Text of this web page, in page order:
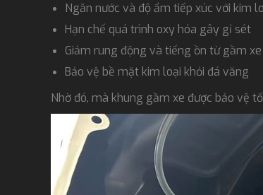
Ngăn nước và độ ẩm tiếp xúc với kim
Hạn chế quá trình oxy hóa gây gỉ sét
Giảm rung động và tiếng ồn từ gầm xe
Bảo vệ bề mặt kim loại khỏi đá văng
Nhờ đó, mà khung gầm xe được bảo vệ